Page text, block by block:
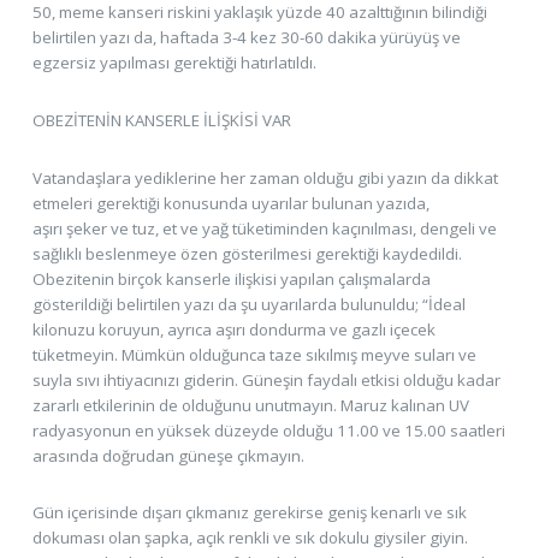
50, meme kanseri riskini yaklaşık yüzde 40 azalttığının bilindiği
belirtilen yazı da, haftada 3-4 kez 30-60 dakika yürüyüş ve
egzersiz yapılması gerektiği hatırlatıldı.
OBEZİTENİN KANSERLE İLİŞKİSİ VAR
Vatandaşlara yediklerine her zaman olduğu gibi yazın da dikkat
etmeleri gerektiği konusunda uyarılar bulunan yazıda,
aşırı şeker ve tuz, et ve yağ tüketiminden kaçınılması, dengeli ve
sağlıklı beslenmeye özen gösterilmesi gerektiği kaydedildi.
Obezitenin birçok kanserle ilişkisi yapılan çalışmalarda
gösterildiği belirtilen yazı da şu uyarılarda bulunuldu; “İdeal
kilonuzu koruyun, ayrıca aşırı dondurma ve gazlı içecek
tüketmeyin. Mümkün olduğunca taze sıkılmış meyve suları ve
suyla sıvı ihtiyacınızı giderin. Güneşin faydalı etkisi olduğu kadar
zararlı etkilerinin de olduğunu unutmayın. Maruz kalınan UV
radyasyonun en yüksek düzeyde olduğu 11.00 ve 15.00 saatleri
arasında doğrudan güneşe çıkmayın.
Gün içerisinde dışarı çıkmanız gerekirse geniş kenarlı ve sık
dokuması olan şapka, açık renkli ve sık dokulu giysiler giyin.